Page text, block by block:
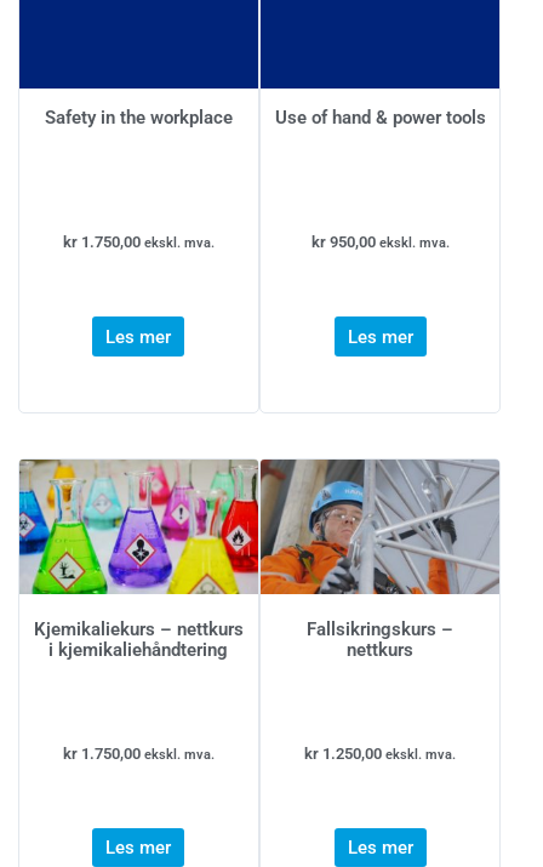
Safety in the workplace
kr1.750,00 ekskl. mva.
Les mer
Use of hand & power tools
kr950,00 ekskl. mva.
Les mer
Kjemikaliekurs – nettkurs
i kjemikaliehåndtering
kr1.750,00 ekskl. mva.
Les mer
Fallsikringskurs –
nettkurs
kr 1.250,00 ekskl. mva.
Les mer